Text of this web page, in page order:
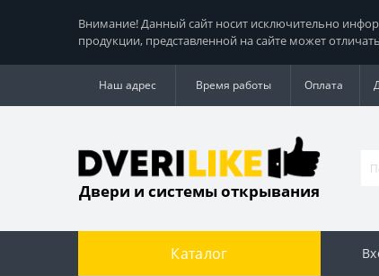
Внимание! Данный сайт носит исключительно
продукции, представленной на сайте может
Наш адрес Время работы Оплата
Двери и системы открывания
Каталог